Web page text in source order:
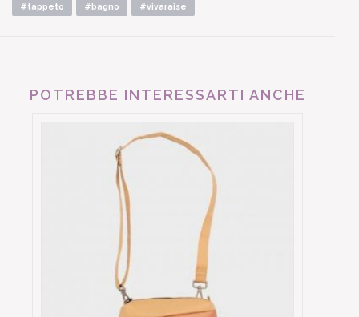
#tappeto #bagno #vivaraise
POTREBBE INTERESSARTI ANCHE